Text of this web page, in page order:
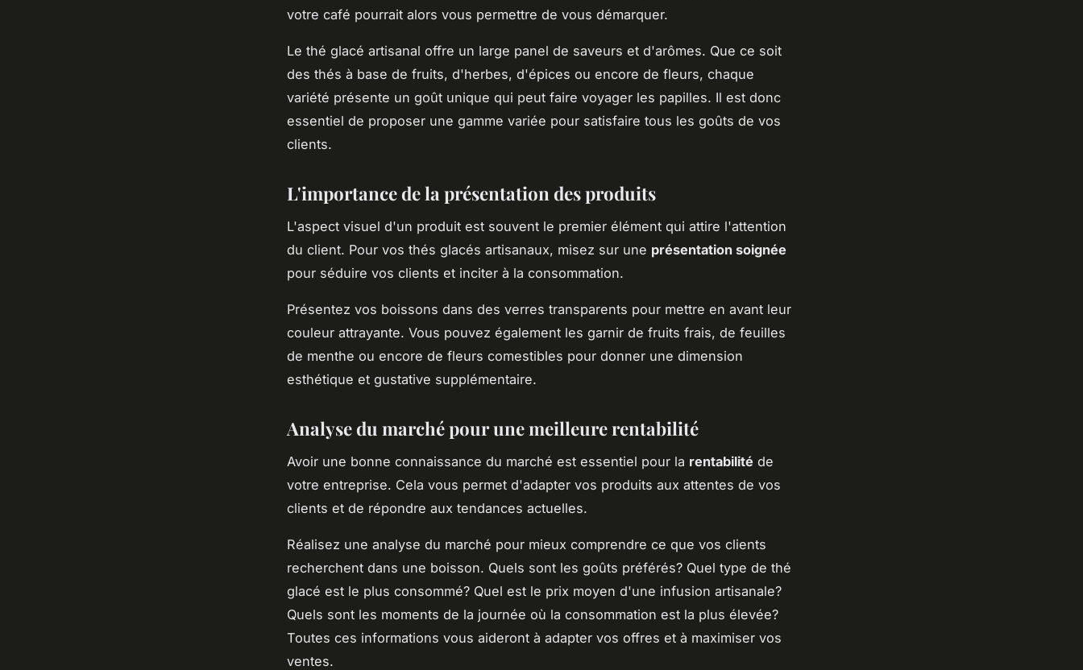
votre café pourrait alors vous permettre de vous démarquer.
Le thé glacé artisanal offre un large panel de saveurs et d'arômes. Que ce soit
des thés à base de fruits, d'herbes, d'épices ou encore de fleurs, chaque
variété présente un goût unique qui peut faire voyager les papilles. Il est donc
essentiel de proposer une gamme variée pour satisfaire tous les goûts de vos
clients.
L'importance de la présentation des produits
L'aspect visuel d'un produit est souvent le premier élément qui attire l'attention
du client. Pour vos thés glacés artisanaux, misez sur une présentation soignée
pour séduire vos clients et inciter à la consommation.
Présentez vos boissons dans des verres transparents pour mettre en avant leur
couleur attrayante. Vous pouvez également les garnir de fruits frais, de feuilles
de menthe ou encore de fleurs comestibles pour donner une dimension
esthétique et gustative supplémentaire.
Analyse du marché pour une meilleure rentabilité
Avoir une bonne connaissance du marché est essentiel pour la rentabilité de
votre entreprise. Cela vous permet d'adapter vos produits aux attentes de vos
clients et de répondre aux tendances actuelles.
Réalisez une analyse du marché pour mieux comprendre ce que vos clients
recherchent dans une boisson. Quels sont les goûts préférés? Quel type de thé
glacé est le plus consommé? Quel est le prix moyen d'une infusion artisanale?
Quels sont les moments de la journée où la consommation est la plus élevée?
Toutes ces informations vous aideront à adapter vos offres et à maximiser vos
ventes.